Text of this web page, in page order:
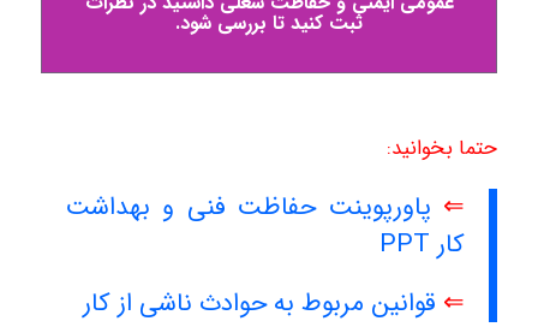
ثبت کنید تا بررسی شود.
حتما بخوانید:
⇐ پاورپوینت حفاظت فنی و بهداشت
کار PPT
⇐ قوانین مربوط به حوادث ناشی از کار